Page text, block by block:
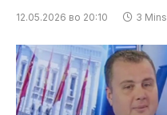
12.05.2026 во 20:10 3